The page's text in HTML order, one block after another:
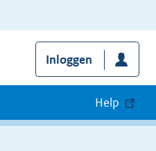
Inloggen
Help